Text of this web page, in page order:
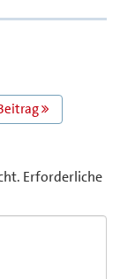
Erforderliche